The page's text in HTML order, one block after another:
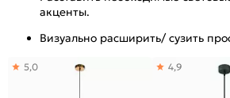
акценты.
Визуально расширить/ сузить
5,0 4,9